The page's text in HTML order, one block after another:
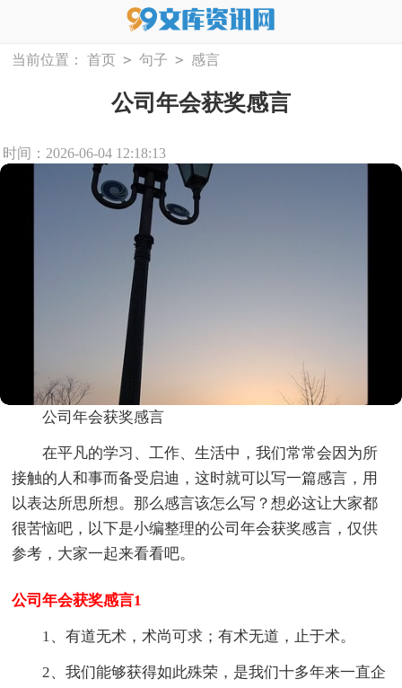
当前位置： 首页 > 句子 > 感言
公司年会获奖感言
时间：2026-06-04 12:18:13
公司年会获奖感言
在平凡的学习、工作、生活中，我们常常会因为所
接触的人和事而备受启迪，这时就可以写一篇感言，用
以表达所思所想。那么感言该怎么写？想必这让大家都
很苦恼吧，以下是小编整理的公司年会获奖感言，仅供
参考，大家一起来看看吧。
公司年会获奖感言1
1、有道无术，术尚可求；有术无道，止于术。
2、我们能够获得如此殊荣，是我们十多年来一直企